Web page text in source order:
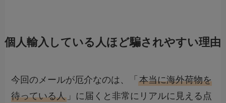
個人輸入している人ほど騙されやすい理由
今回のメールが厄介なのは、「本当に海外荷物を
待っている人 」に届くと非常にリアルに見える点